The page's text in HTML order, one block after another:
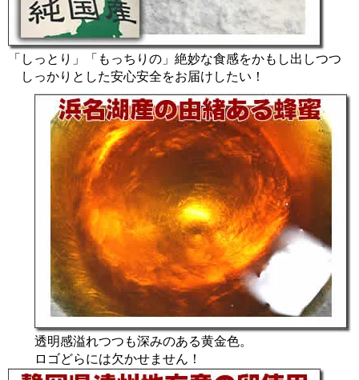
「しっとり」「もっちりの」絶妙な食感をかもし出しつつ
しっかりとした安心安全をお届けしたい！
透明感溢れつつも深みのある黄金色。
ロゴどらには欠かせません！